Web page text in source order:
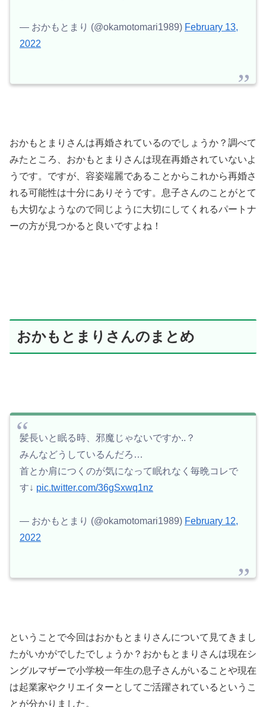
— おかもとまり (@okamotomari1989) February 13,
2022
おかもとまりさんは再婚されているのでしょうか？調べて
みたところ、おかもとまりさんは現在再婚されていないよ
うです。ですが、容姿端麗であることからこれから再婚さ
れる可能性は十分にありそうです。息子さんのことがとて
も大切なようなので同じように大切にしてくれるパートナ
ーの方が見つかると良いですよね！
おかもとまりさんのまとめ
髪長いと眠る時、邪魔じゃないですか..？
みんなどうしているんだろ…
首とか肩につくのが気になって眠れなく毎晩コレで
す↓ pic.twitter.com/36gSxwq1nz
— おかもとまり (@okamotomari1989) February 12,
2022
ということで今回はおかもとまりさんについて見てきまし
たがいかがでしたでしょうか？おかもとまりさんは現在シ
ングルマザーで小学校一年生の息子さんがいることや現在
は起業家やクリエイターとしてご活躍されているというこ
とが分かりました。